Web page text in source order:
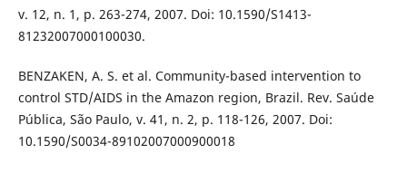
v. 12, n. 1, p. 263-274, 2007. Doi: 10.1590/S1413-
81232007000100030.
BENZAKEN, A. S. et al. Community-based intervention to
control STD/AIDS in the Amazon region, Brazil. Rev. Saúde
Pública, São Paulo, v. 41, n. 2, p. 118-126, 2007. Doi:
10.1590/S0034-89102007000900018